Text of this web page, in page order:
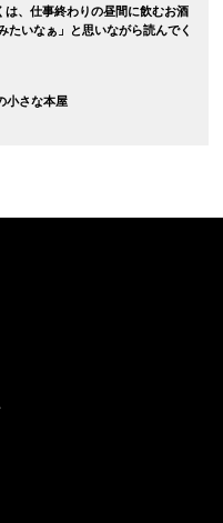
は、仕事終わりの昼間に飲むお酒
たいなぁ」と思いながら読んでく
小さな本屋